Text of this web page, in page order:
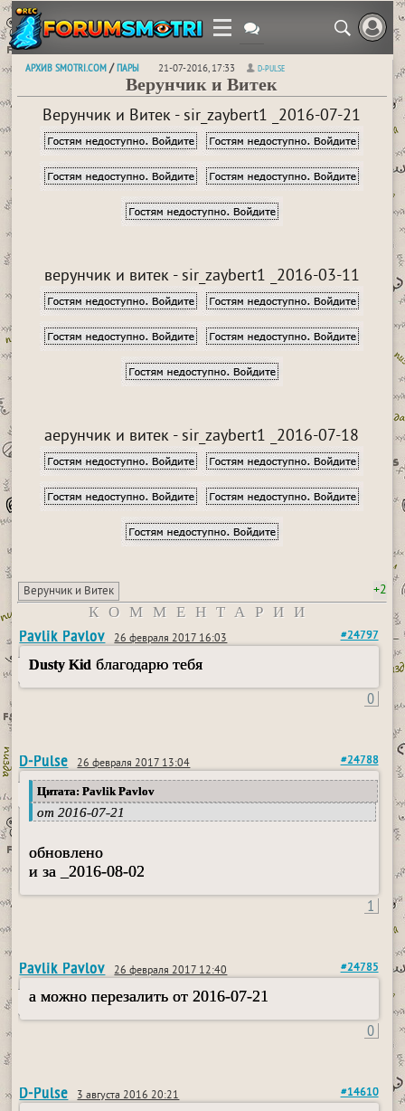
АРХИВ SMOTRI.COM /ПАРЫ 21-07-2016, 17:33 D-PULSE
Верунчик и Витек
Верунчик и Витек - sir_zaybert1 _2016-07-21
верунчик и витек - sir_zaybert1 _2016-03-11
аерунчик и витек - sir_zaybert1 _2016-07-18
Верунчик и Витек +2
КОММЕНТАРИИ
Pavlik Pavlov 26 февраля 2017 16:03 #24797
Dusty Kid благодарю тебя
0
D-Pulse 26 февраля 2017 13:04 #24788
Цитата: Pavlik Pavlov
от 2016-07-21
обновлено
и за _2016-08-02
1
Pavlik Pavlov 26 февраля 2017 12:40 #24785
а можно перезалить от 2016-07-21
0
D-Pulse 3 августа 2016 20:21 #14610